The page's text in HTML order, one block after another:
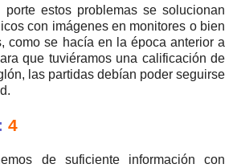
porte estos problemas se solucionan
con imágenes en monitores o bien
como se hacía en la época anterior a
que tuviéramos una calificación de
las partidas debían poder seguirse
4
de suficiente información con